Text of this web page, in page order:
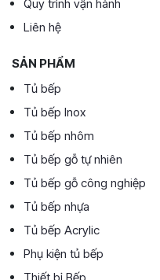
Quy trình vận hành
Liên hệ
SẢN PHẨM
Tủ bếp
Tủ bếp Inox
Tủ bếp nhôm
Tủ bếp gỗ tự nhiên
Tủ bếp gỗ công nghiệp
Tủ bếp nhựa
Tủ bếp Acrylic
Phụ kiện tủ bếp